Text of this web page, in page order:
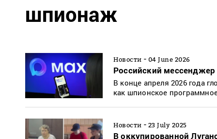
шпионаж
Новости - 04 June 2026
Российский мессенджер
В конце апреля 2026 года
как шпионское
Новости - 23 July 2025
В оккупированной